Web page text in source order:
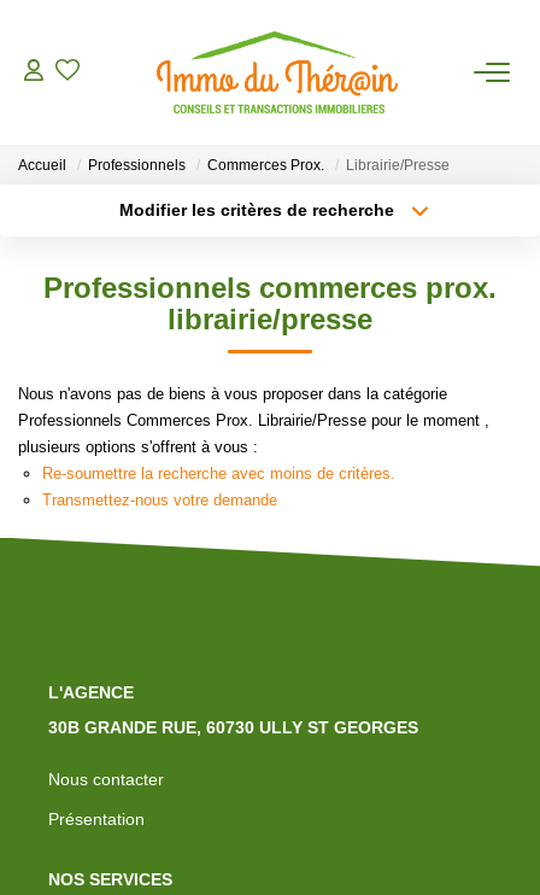
ESTIMER
AGENCE
CONTACT
Accueil Professionnels Commerces Prox. Librairie/Presse
Modifier les critères de recherche
Type de bien
Créer une alerte
Professionnels commerces prox.
librairie/presse
Nous n'avons pas de biens à vous proposer dans la catégorie
Professionnels Commerces Prox. Librairie/Presse pour le moment ,
plusieurs options s'offrent à vous :
Re-soumettre la recherche avec moins de critères.
Transmettez-nous votre demande
L'AGENCE
30B GRANDE RUE, 60730 ULLY ST GEORGES
Nous contacter
Présentation
NOS SERVICES